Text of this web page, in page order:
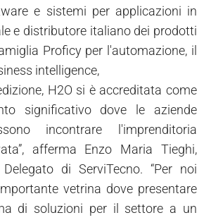
e sistemi per applicazioni in
e distributore italiano dei prodotti
Proficy per l'automazione, il
intelligence,
H2O si è accreditata come
significativo dove le aziende
incontrare l'imprenditoria
afferma Enzo Maria Tieghi,
di ServiTecno. “Per noi
vetrina dove presentare
di soluzioni per il settore a un